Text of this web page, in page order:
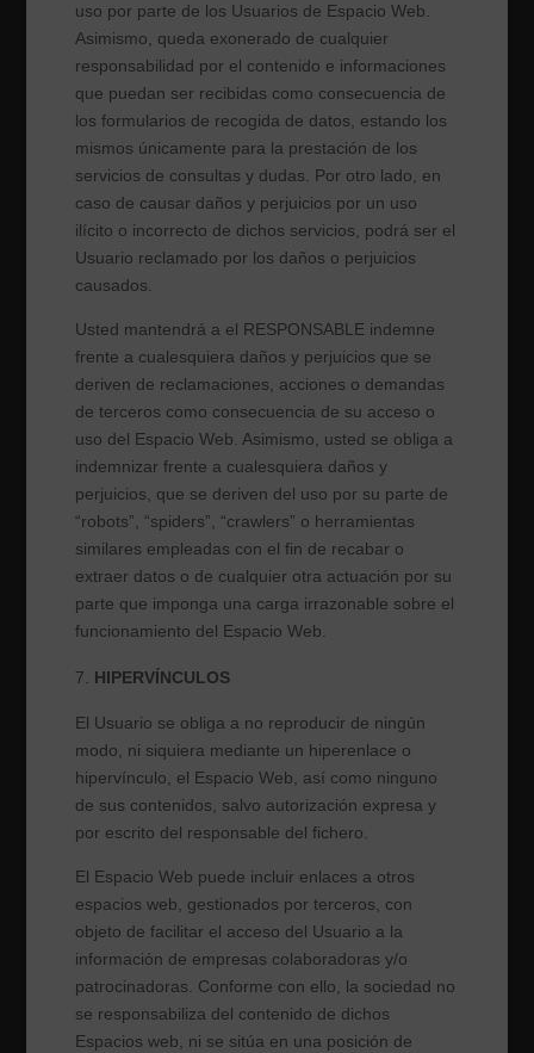
uso por parte de los Usuarios de Espacio Web.
Asimismo, queda exonerado de cualquier
responsabilidad por el contenido e informaciones
que puedan ser recibidas como consecuencia de
los formularios de recogida de datos, estando los
mismos únicamente para la prestación de los
servicios de consultas y dudas. Por otro lado, en
caso de causar daños y perjuicios por un uso
ilícito o incorrecto de dichos servicios, podrá ser el
Usuario reclamado por los daños o perjuicios
causados.
Usted mantendrá a el RESPONSABLEindemne
frente a cualesquiera daños y perjuicios que se
deriven de reclamaciones, acciones o demandas
de terceros como consecuencia de su acceso o
uso del Espacio Web. Asimismo, usted se obliga a
indemnizar frente a cualesquiera daños y
perjuicios, que se deriven del uso por su parte de
“robots”, “spiders”, “crawlers” o herramientas
similares empleadas con el fin de recabar o
extraer datos o de cualquier otra actuación por su
parte que imponga una carga irrazonable sobre el
funcionamiento del Espacio Web.
HIPERVÍNCULOS
El Usuario se obliga a no reproducir de ningún
modo, ni siquiera mediante un hiperenlace o
hipervínculo, el Espacio Web, así como ninguno
de sus contenidos, salvo autorización expresa y
por escrito del responsable del fichero.
El Espacio Web puede incluir enlaces a otros
espacios web, gestionados por terceros, con
objeto de facilitar el acceso del Usuario a la
información de empresas colaboradoras y/o
patrocinadoras. Conforme con ello, la sociedad no
se responsabiliza del contenido de dichos
Espacios web, ni se sitúa en una posición de